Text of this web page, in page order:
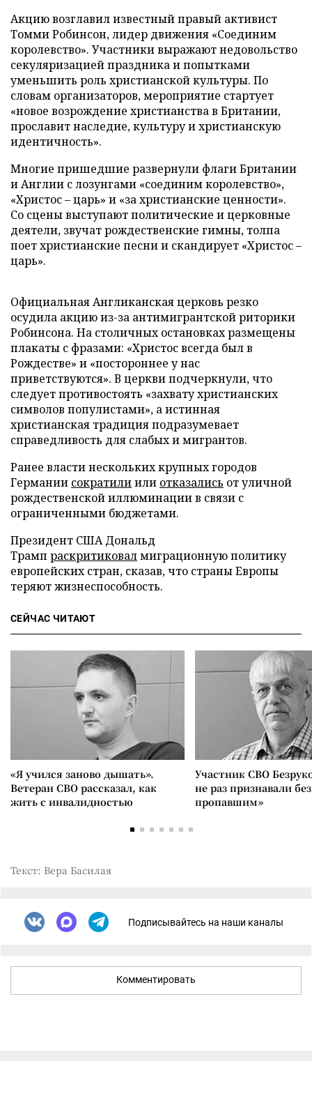
Акцию возглавил известный правый активист
Томми Робинсон, лидер движения «Соединим
королевство». Участники выражают недовольство
секуляризацией праздника и попытками
уменьшить роль христианской культуры. По
словам организаторов, мероприятие стартует
«новое возрождение христианства в Британии,
прославит наследие, культуру и христианскую
идентичность».
Многие пришедшие развернули флаги Британии
и Англии с лозунгами «соединим королевство»,
«Христос – царь» и «за христианские ценности».
Со сцены выступают политические и церковные
деятели, звучат рождественские гимны, толпа
поет христианские песни и скандирует «Христос –
царь».
Официальная Англиканская церковь резко
осудила акцию из-за антимигрантской риторики
Робинсона. На столичных остановках размещены
плакаты с фразами: «Христос всегда был в
Рождестве» и «постороннее у нас
приветствуются». В церкви подчеркнули, что
следует противостоять «захвату христианских
символов популистами», а истинная
христианская традиция подразумевает
справедливость для слабых и мигрантов.
Ранее власти нескольких крупных городов
Германии сократилиили отказались от уличной
рождественской иллюминации в связи с
ограниченными бюджетами.
Президент США Дональд
Трамп раскритиковалмиграционную политику
европейских стран, сказав, что страны Европы
теряют жизнеспособность.
СЕЙЧАС ЧИТАЮТ
«Я учился заново дышать».
Ветеран СВО рассказал, как
жить с инвалидностью
Участник СВО
не раз признавали
пропавшим»
Текст: Вера Басилая
Подписывайтесь на наши каналы
Комментировать